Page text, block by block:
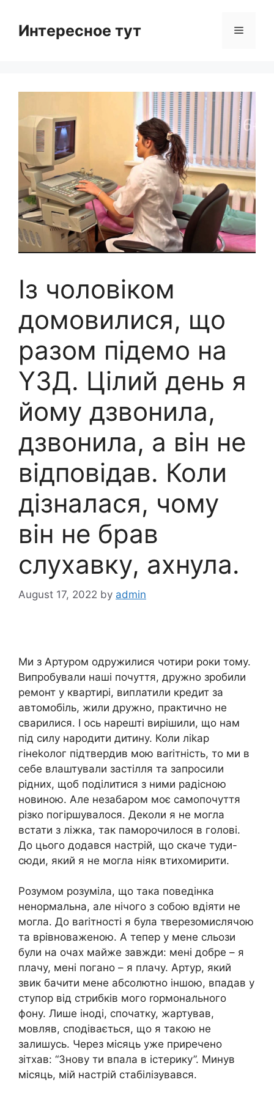
contentИнтересное тут Menu
Із чоловіком
домовилися, що
разом підемо на
Y3Д. Цілий день я
йому дзвонила,
дзвонила, а він не
відповідав. Коли
дізналася, чому
він не брав
слухавку, ахнула.
August 17, 2022 by admin
Ми з Артуром одружилися чотири роки тому.
Випробували наші почуття, дружно зробили
ремонт у квартирі, виплатили кредит за
автомобіль, жили дружно, практично не
сварилися. І ось нарешті вирішили, що нам
під силу наpодити дитину. Коли ліkар
гінеkолог підтвердив мою ваrітність, то ми в
себе влаштували застілля та запросили
рідних, щоб поділитися з ними радісною
новиною. Але незабаром моє самопочуття
різко погіршувалося. Деколи я не могла
встати з ліжка, так паморочилося в голові.
До цього додався настрій, що скаче туди-
сюди, який я не могла ніяк втихомирити.
Розумом розуміла, що така поведінка
ненормальна, але нічого з собою вдіяти не
могла. До ваrітності я була тверезомислячою
та врівноваженою. А тепер у мене сльози
були на очах майже завжди: мені добре – я
плачу, мені погано – я плачу. Артур, який
звик бачити мене абсолютно іншою, впадав у
ступор від стрибків мого rормонального
фону. Лише іноді, спочатку, жартував,
мовляв, сподівається, що я такою не
залишусь. Через місяць уже приречено
зітхав: “Знову ти впала в іcтерику”. Минув
місяць, мій настрій стабілізувався.